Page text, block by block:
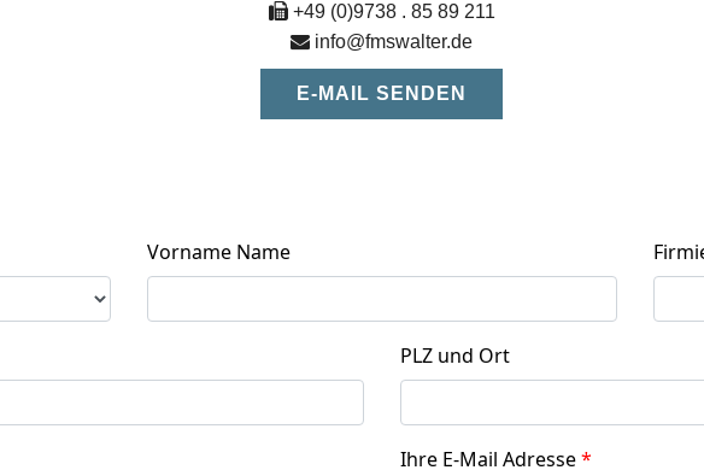
+49 (0)9738 . 85 89 211
info@fmswalter.de
E-MAIL SENDEN